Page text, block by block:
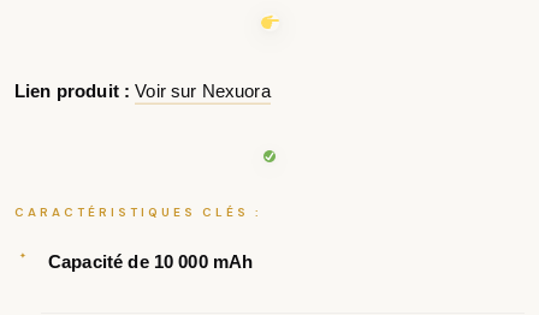
Lien produit : Voir sur Nexuora
CARACTÉRISTIQUES CLÉS :
Capacité de 10 000 mAh